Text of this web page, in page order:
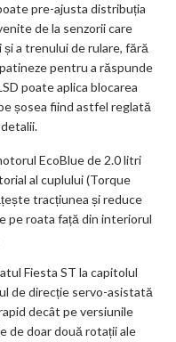
pre-ajusta distribuția
de la senzorii care
a trenului de rulare, fără
pentru a răspunde
poate aplica blocarea
șosea fiind astfel reglată
EcoBlue de 2.0 litri
al cuplului (Torque
tracțiunea și reduce
pe roata față din interiorul
Fiesta ST la capitolul
de direcție servo-asistată
decât pe versiunile
de doar două rotații ale